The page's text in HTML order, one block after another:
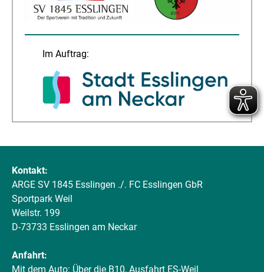
Im Auftrag:
Kontakt:
ARGE SV 1845 Esslingen ./. FC Esslingen GbR
Sportpark Weil
Weilstr. 199
D-73733 Esslingen am Neckar
Anfahrt:
Mit dem Auto: Über die B10, Ausfahrt ES-Weil